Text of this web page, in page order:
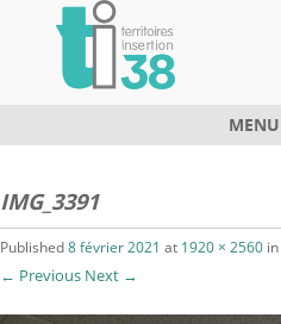
MENU
IMG_3391
Published8 février 2021 at 1920 × 2560 in
← Previous Next →